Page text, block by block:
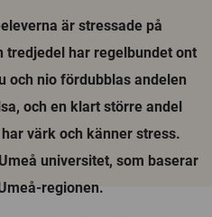
är stressade på
tredjedel har regelbundet ont
och nio fördubblas andelen
och en klart större andel
värk och känner stress.
universitet, som baserar
regionen.